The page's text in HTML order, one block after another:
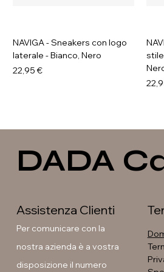
NAVIGA - Sneakers con logo
laterale - Bianco, Nero
Prezzo
22,95 €
Soleil - Anfibi con fibbia e
GAVI - Stivaletti con fibbia e
DADA
Assistenza Clienti
Per comunicare con la
nostra azienda è a vostra
disposizione il numero